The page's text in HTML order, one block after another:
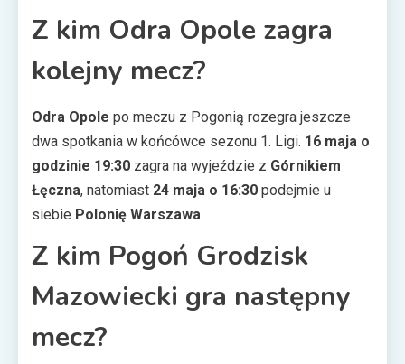
Z kim Odra Opole zagra
kolejny mecz?
Odra Opole po meczu z Pogonią rozegra jeszcze
dwa spotkania w końcówce sezonu 1. Ligi. 16 maja o
godzinie 19:30 zagra na wyjeździe z Górnikiem
Łęczna, natomiast 24 maja o 16:30 podejmie u
siebie Polonię Warszawa.
Z kim Pogoń Grodzisk
Mazowiecki gra następny
mecz?